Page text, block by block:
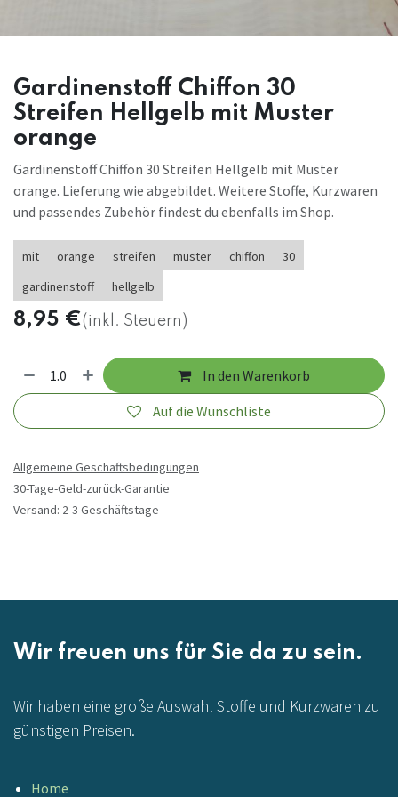
Gardinenstoff Chiffon 30
Streifen Hellgelb mit Muster
orange
Gardinenstoff Chiffon 30 Streifen Hellgelb mit Muster
orange. Lieferung wie abgebildet. Weitere Stoffe, Kurzwaren
und passendes Zubehör findest du ebenfalls im Shop.
mit orange streifen muster chiffon
30
gardinenstoff
hellgelb
8,95 €(inkl. Steuern)
In den Warenkorb
Auf die Wunschliste
Allgemeine Geschäftsbedingungen
30-Tage-Geld-zurück-Garantie
Versand: 2-3 Geschäftstage
Wir freuen uns für Sie da zu sein.
Wir haben eine große Auswahl Stoffe und Kurzwaren zu
günstigen Preisen.
Home